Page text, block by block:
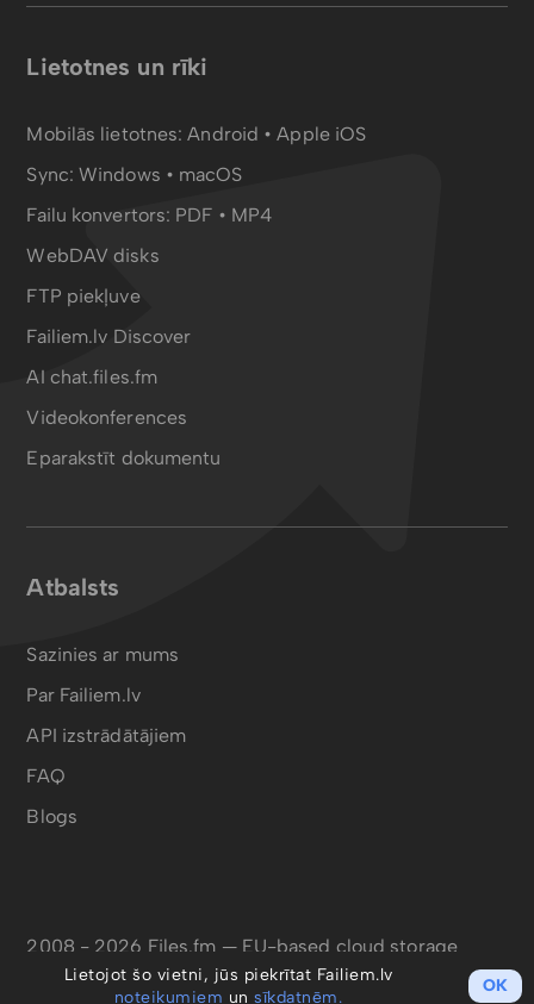
Lietotnes un rīki
Mobilās lietotnes:Android •Apple iOS
Sync:Windows • macOS
Failu konvertors: PDF • MP4
WebDAV disks
FTP piekļuve
Failiem.lv Discover
AI chat.files.fm
Videokonferences
Eparakstīt dokumentu
Atbalsts
Sazinies ar mums
Par Failiem.lv
API izstrādātājiem
FAQ
Blogs
2008 - 2026 Files.fm — EU-based cloud storage
Lietojot šo vietni, jūs piekrītat Failiem.lv
noteikumiem unsīkdatnēm.
OK